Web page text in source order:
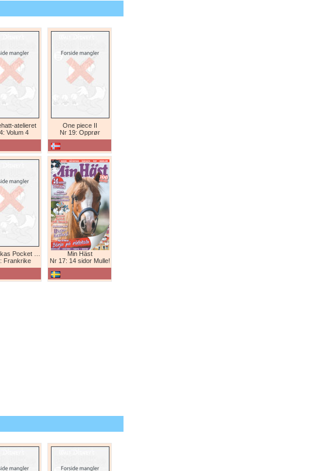
atelieret
Volum 4
One piece II
Nr 19: Opprør
Frankrike
Min Häst
Nr 17: 14 sidor Mulle!